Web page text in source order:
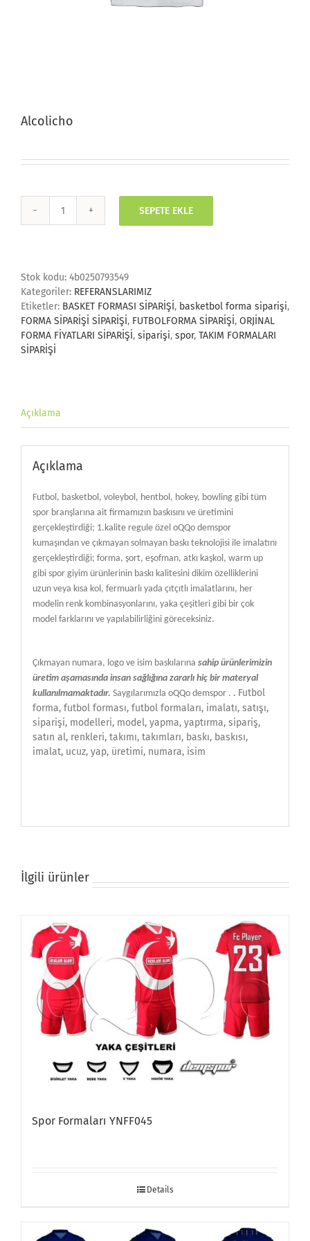
Alcolicho
Alcolicho
SEPETE EKLE
Stok kodu: 4b0250793549
Kategoriler: REFERANSLARIMIZ
Etiketler: BASKET FORMASI SİPARİŞİ, basketbol forma siparişi,
FORMA SİPARİŞİ SİPARİŞİ, FUTBOLFORMA SİPARİŞİ, ORJİNAL
FORMA FİYATLARI SİPARİŞİ, siparişi, spor, TAKIM FORMALARI
SİPARİŞİ
Açıklama
Açıklama
Futbol, basketbol, voleybol, hentbol, hokey, bowling gibi tüm
spor branşlarına ait firmamızın baskısını ve üretimini
gerçekleştirdiği; 1.kalite regule özel oQQo demspor
kumaşından ve çıkmayan solmayan baskı teknolojisi ile imalatını
gerçekleştirdiği; forma, şort, eşofman, atkı kaşkol, warm up
gibi spor giyim ürünlerinin baskı kalitesini dikim özelliklerini
uzun veya kısa kol, fermuarlı yada çıtçıtlı imalatlarını, her
modelin renk kombinasyonlarını, yaka çeşitleri gibi bir çok
model farklarını ve yapılabilirliğini göreceksiniz.
Çıkmayan numara, logo ve isim baskılarına sahip ürünlerimizin
üretim aşamasında insan sağlığına zararlı hiç bir materyal
kullanılmamaktadır. Saygılarımızla oQQo demspor . . Futbol
forma, futbol forması, futbol formaları, imalatı, satışı,
siparişi, modelleri, model, yapma, yaptırma, sipariş,
satın al, renkleri, takımı, takımları, baskı, baskısı,
imalat, ucuz, yap, üretimi, numara, isim
İlgili ürünler
Spor Formaları YNFF045
Details